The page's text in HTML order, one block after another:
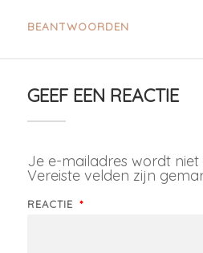
BEANTWOORDEN
GEEF EEN REACTIE
Je e-mailadres wordt niet
Vereiste velden zijn
REACTIE *